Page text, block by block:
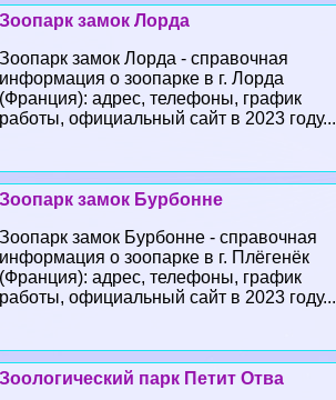
Зоопарк замок Лорда
Зоопарк замок Лорда - справочная
информация о зоопарке в г. Лорда
(Франция): адрес, телефоны, график
работы, официальный сайт в 2023 году...
Зоопарк замок Бурбонне
Зоопарк замок Бурбонне - справочная
информация о зоопарке в г. Плёгенёк
(Франция): адрес, телефоны, график
работы, официальный сайт в 2023 году...
Зоологический парк Петит Отва